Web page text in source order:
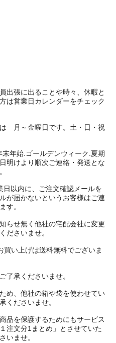
出張に出ることや時々、休暇と
は営業日カレンダーをチェック
月～金曜日です。土・日・祝
年始.ゴールデンウィーク.夏期
明けより順次ご連絡・発送とな
以内に、ご注文確認メールを
が届かないというお客様はご連
す。
らせ無く他社の宅配会社に変更
ださいませ。
い上げは送料無料でございま
了承くださいませ。
め、他社の箱や袋を使わせてい
くださいませ。
品を保護するためにもサービス
注文分1まとめ」とさせていた
いませ。